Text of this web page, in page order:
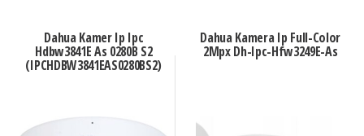
Dahua Kamer Ip Ipc
Hdbw3841E As 0280B S2
(IPCHDBW3841EAS0280BS2)
Dahua Kamera Ip Full-Color
2Mpx Dh-Ipc-Hfw3249E-As